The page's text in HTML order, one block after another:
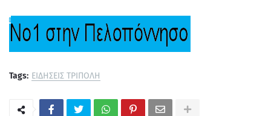
Tags: ΕΙΔΗΣΕΙΣ ΤΡΙΠΟΛΗ